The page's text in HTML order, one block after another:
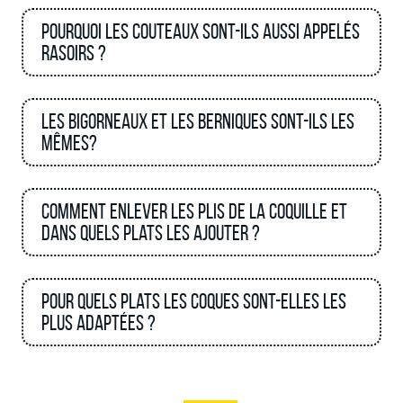
Pourquoi les couteaux sont-ils aussi appelés
rasoirs ?
Les bigorneaux et les berniques sont-ils les
mêmes?
Comment enlever les plis de la coquille et
dans quels plats les ajouter ?
Pour quels plats les coques sont-elles les
plus adaptées ?